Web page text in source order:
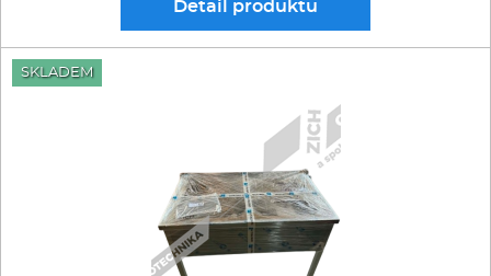
Vařiče a výrobníky těstovin
Nástroje
Ostatní
Detail produktu
SKLADEM